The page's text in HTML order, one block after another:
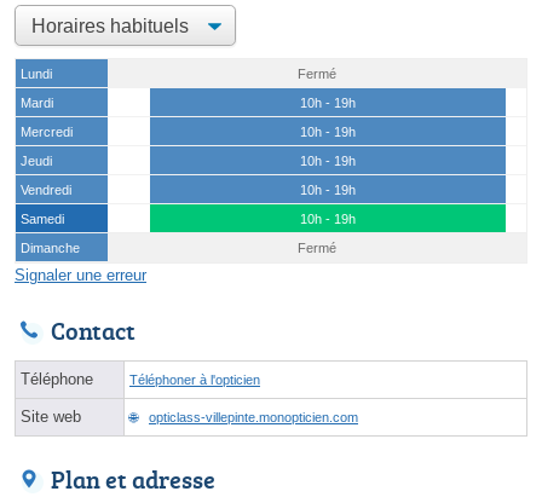
Lundi
Fermé
Mardi
10h - 19h
Mercredi
10h - 19h
Jeudi
10h - 19h
Vendredi
10h - 19h
Samedi
10h - 19h
Dimanche
Fermé
Signaler une erreur
Contact
Téléphone Téléphoner à l'opticien
Site web opticlass-villepinte.monopticien.com
Plan et adresse